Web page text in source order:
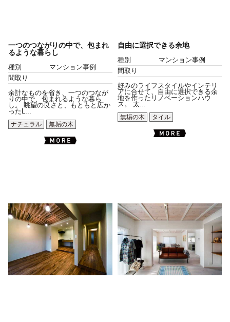
一つのつながりの中で、包まれ
るような暮らし
種別
マンション事例
間取り
余計なものを省き、一つのつなが
りの中で、包まれるような暮ら
し。 眺望の良さと、もともと広か
ったL...
ナチュラル
無垢の木
自由に選択できる余地
種別
マンション事例
間取り
好みのライフスタイルやインテリ
アに合せて、自由に選択できる余
地を作ったリノベーションハウ
ス。 太...
無垢の木
タイル